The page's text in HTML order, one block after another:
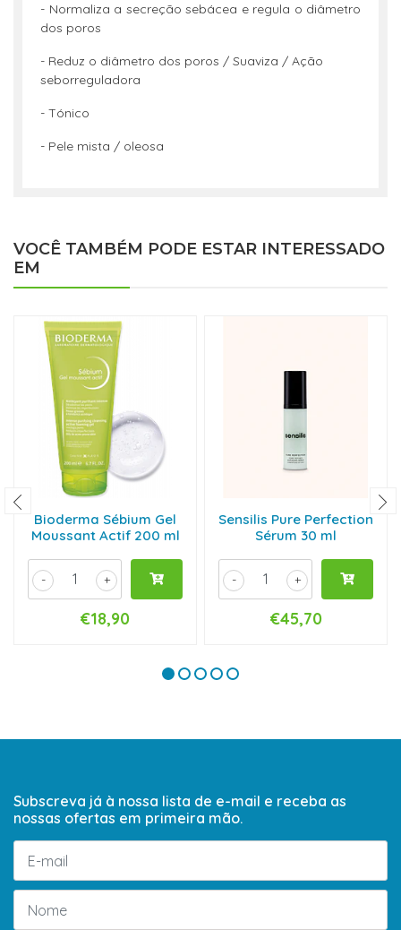
- Normaliza a secreção sebácea e regula o diâmetro
dos poros
- Reduz o diâmetro dos poros / Suaviza / Ação
seborreguladora
- Tónico
- Pele mista / oleosa
VOCÊ TAMBÉM PODE ESTAR INTERESSADO
EM
Bioderma Sébium Gel
Moussant Actif 200 ml
+
-
€18,90
Sensilis Pure Perfection
Sérum 30 ml
+
-
€45,70
Subscreva já à nossa lista de e-mail e receba as
nossas ofertas em primeira mão.